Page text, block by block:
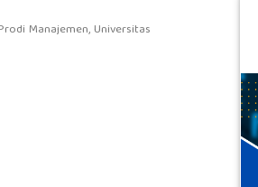
Manajemen, Universitas